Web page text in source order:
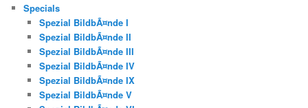
Specials
Spezial BildbÃ¤nde I
Spezial BildbÃ¤nde II
Spezial BildbÃ¤nde III
Spezial BildbÃ¤nde IV
Spezial BildbÃ¤nde IX
Spezial BildbÃ¤nde V